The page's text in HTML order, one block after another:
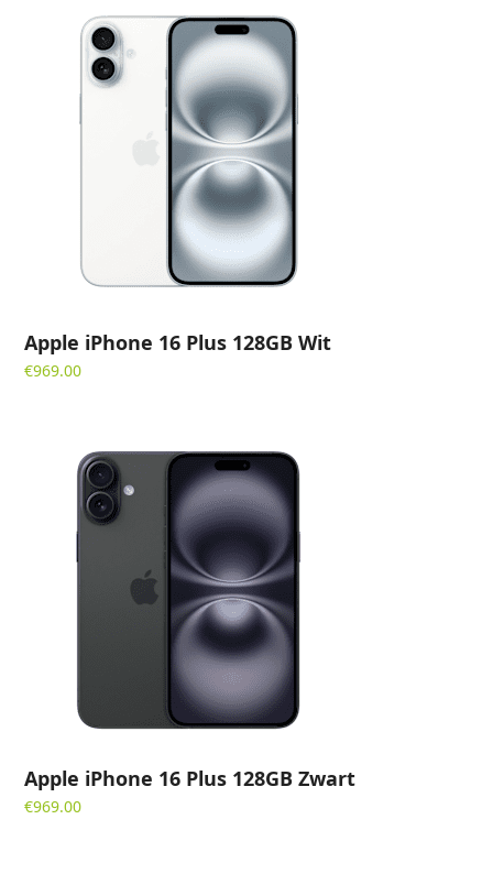
Apple iPhone 16 Plus 128GB Wit
€969.00
Apple iPhone 16 Plus 128GB Zwart
€969.00